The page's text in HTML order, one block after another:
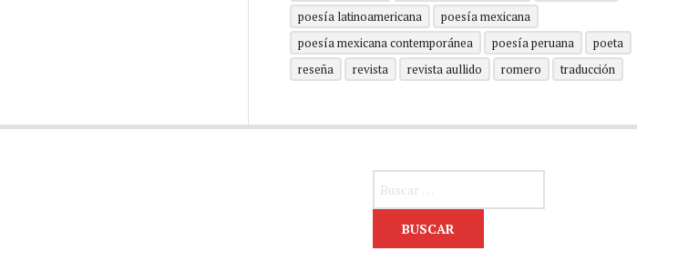
poesía latinoamericana
poesía mexicana
poesía mexicana contemporánea
poesía peruana
poeta
reseña
revista revista aullido romero traducción